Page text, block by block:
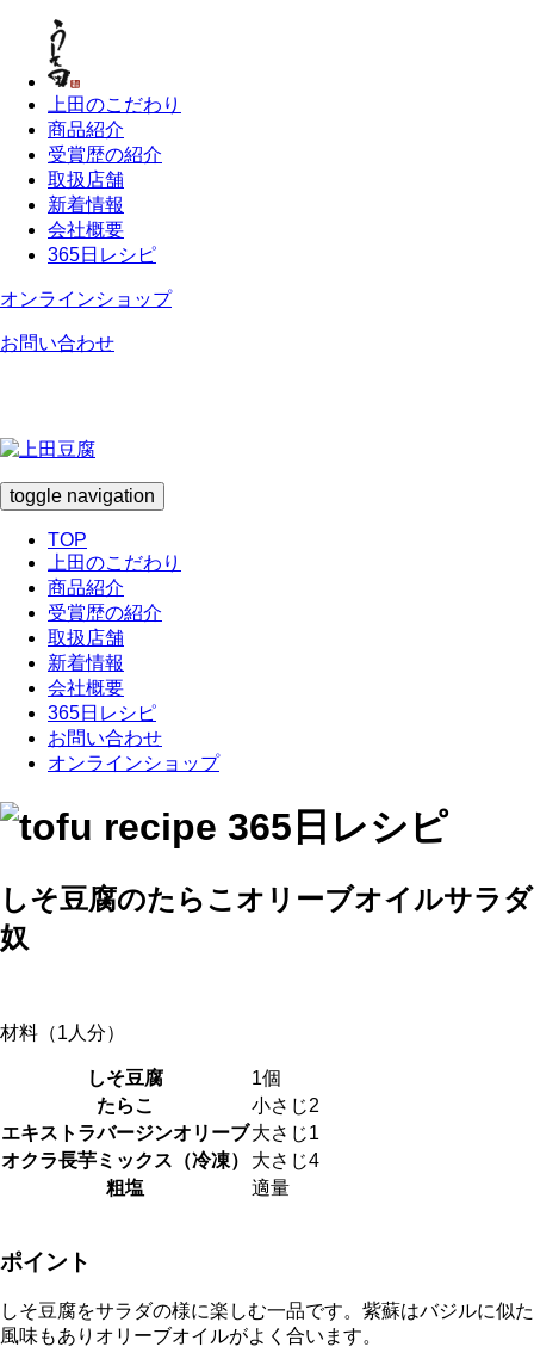
上田のこだわり
商品紹介
受賞歴の紹介
取扱店舗
新着情報
会社概要
365日レシピ
オンラインショップ
お問い合わせ
toggle navigation
TOP
上田のこだわり
商品紹介
受賞歴の紹介
取扱店舗
新着情報
会社概要
365日レシピ
お問い合わせ
オンラインショップ
しそ豆腐のたらこオリーブオイルサラダ
奴
材料（1人分）
しそ豆腐
1個
たらこ
小さじ2
エキストラバージンオリーブ大さじ1
オクラ長芋ミックス（冷凍）
大さじ4
粗塩
適量
ポイント
しそ豆腐をサラダの様に楽しむ一品です。紫蘇はバジルに似た
風味もありオリーブオイルがよく合います。